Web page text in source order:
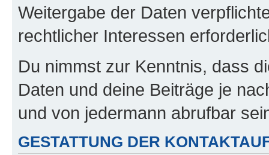
Weitergabe der Daten
rechtlicher Interessen
Du nimmst zur Kenntnis, dass
Daten und deine Beiträge je
und von jedermann abrufbar
GESTATTUNG DER